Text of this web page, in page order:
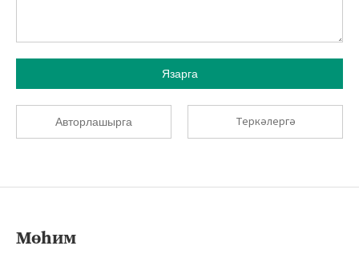
Язарга
Авторлашырга Теркәлергә
Мөһим